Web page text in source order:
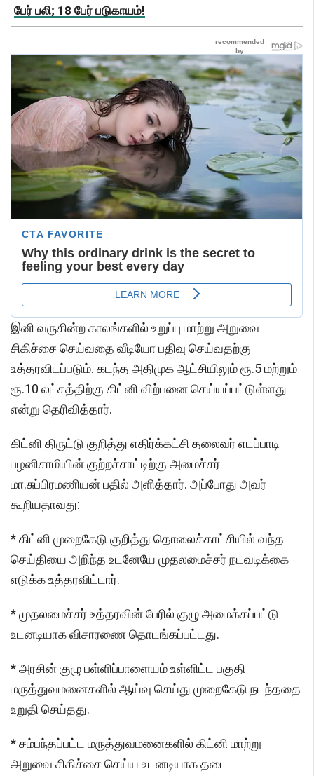
பேர் பலி; 18 பேர் படுகாயம்!
இனி வருகின்ற காலங்களில் உறுப்பு மாற்று அறுவை
சிகிச்சை செய்வதை வீடியோ பதிவு செய்வதற்கு
உத்தரவிடப்படும். கடந்த அதிமுக ஆட்சியிலும் ரூ.5 மற்றும்
ரூ.10 லட்சத்திற்கு கிட்னி விற்பனை செய்யப்பட்டுள்ளது
என்று தெரிவித்தார்.
கிட்னி திருட்டு குறித்து எதிர்க்கட்சி தலைவர் எடப்பாடி
பழனிசாமியின் குற்றச்சாட்டிற்கு அமைச்சர்
மா.சுப்பிரமணியன் பதில் அளித்தார். அப்போது அவர்
கூறியதாவது:
* கிட்னி முறைகேடு குறித்து தொலைக்காட்சியில் வந்த
செய்தியை அறிந்த உடனேயே முதலமைச்சர் நடவடிக்கை
எடுக்க உத்தரவிட்டார்.
* முதலமைச்சர் உத்தரவின் பேரில் குழு அமைக்கப்பட்டு
உடனடியாக விசாரணை தொடங்கப்பட்டது.
* அரசின் குழு பள்ளிப்பாளையம் உள்ளிட்ட பகுதி
மருத்துவமனைகளில் ஆய்வு செய்து முறைகேடு நடந்ததை
உறுதி செய்தது.
* சம்பந்தப்பட்ட மருத்துவமனைகளில் கிட்னி மாற்று
அறுவை சிகிச்சை செய்ய உடனடியாக தடை